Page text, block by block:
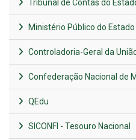
Tribunal de Contas do
Ministério Público do
Controladoria-Geral da
Confederação Nacional de
QEdu
SICONFI - Tesouro Nacional